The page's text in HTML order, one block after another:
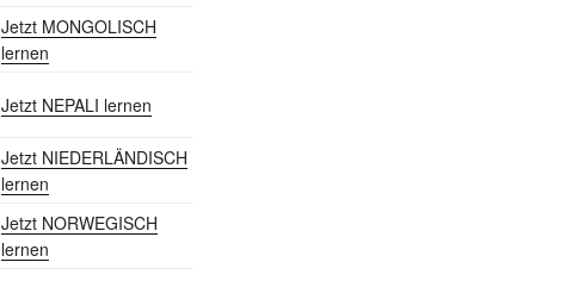
Jetzt MONGOLISCH
lernen
Jetzt NEPALI lernen
Jetzt NIEDERLÄNDISCH
lernen
Jetzt NORWEGISCH
lernen